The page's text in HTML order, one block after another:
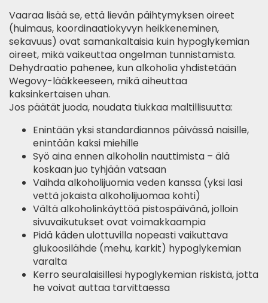
Vaaraa lisää se, että lievän päihtymyksen oireet
(huimaus, koordinaatiokyvyn heikkeneminen,
sekavuus) ovat samankaltaisia kuin hypoglykemian
oireet, mikä vaikeuttaa ongelman tunnistamista.
Dehydraatio pahenee, kun alkoholia yhdistetään
Wegovy-lääkkeeseen, mikä aiheuttaa
kaksinkertaisen uhan.
Jos päätät juoda, noudata tiukkaa maltillisuutta:
Enintään yksi standardiannos päivässä naisille,
enintään kaksi miehille
Syö aina ennen alkoholin nauttimista – älä
koskaan juo tyhjään vatsaan
Vaihda alkoholijuomia veden kanssa (yksi lasi
vettä jokaista alkoholijuomaa kohti)
Vältä alkoholinkäyttöä pistospäivänä, jolloin
sivuvaikutukset ovat voimakkaampia
Pidä käden ulottuvilla nopeasti vaikuttava
glukoosilähde (mehu, karkit) hypoglykemian
varalta
Kerro seuralaisillesi hypoglykemian riskistä, jotta
he voivat auttaa tarvittaessa